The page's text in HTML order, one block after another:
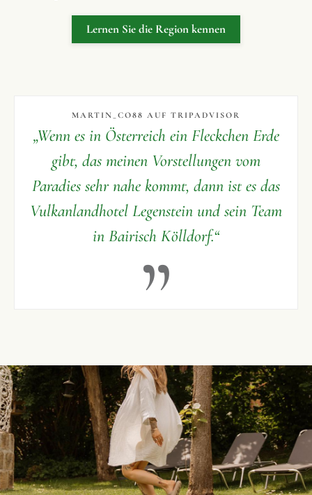
Lernen Sie die Region kennen
MARTIN_CO88 AUF TRIPADVISOR
„Wenn es in Österreich ein Fleckchen Erde
gibt, das meinen Vorstellungen vom
Paradies sehr nahe kommt, dann ist es das
Vulkanlandhotel Legenstein und sein Team
in Bairisch Kölldorf.“
”